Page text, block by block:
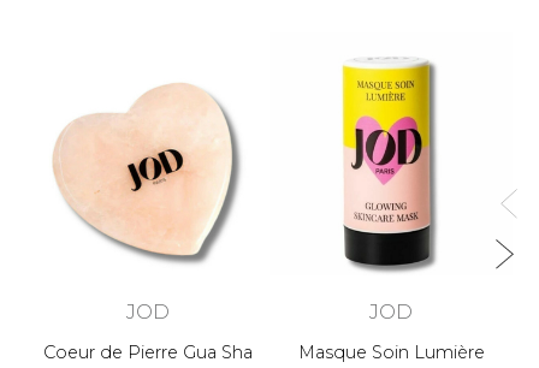
JOD
Coeur de Pierre Gua Sha
JOD
Masque Soin Lumière